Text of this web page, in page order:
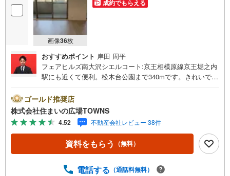
画像36枚
成約でもらえる
おすすめポイント 岸田 周平
フェアヒルズ南大沢シエルコート:京王相模原線京王堀之内
駅にも近くて便利。松木台公園まで340mです。きれいで便
乾燥機付きの物件であれば、雨の日で濡れた上着や傘もす
ぐに乾燥できます。不在時や家にいながら応対できないと
きでも宅配ボックスに荷物が届けられるので、配達時間を
気にせずに生活を送ることができます。駅徒歩15分の場所
にある物件です。南東向きの物件です。【年中無休/9:00～
21:00】人気物件は特にお問い合わせが集中するため、お早
ご予約頂くとご見学がスムーズです。■その他、各種ご相談
ゴールド推奨店
株式会社住まいの広場TOWNS
4.52 不動産会社レビュー 38件
資料をもらう （無料）
電話する （通話料無料）